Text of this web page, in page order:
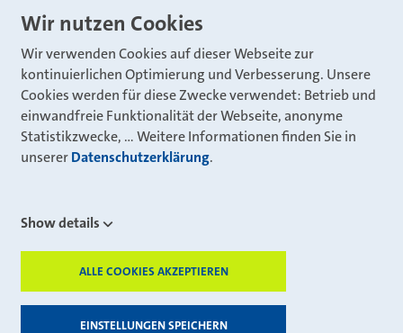
Mubea News Portal
focused
open minded
Powertrain
Innovations
Aviation
Industry
Mubea Aftermarket
Mubea Precision Steel Tubes
Joining Mubea
Three reasons for Mubea
About Mubea
Global job board
Mubea Portals
Mubea Portals
Mubea Supplier Portal
weba Werkzeugbau
Mubea E-Mobility Center
© 2026 Muhr und Bender KG
Wir nutzen Cookies
Wir verwenden Cookies auf dieser Webseite zur
kontinuierlichen Optimierung und Verbesserung. Unsere
Cookies werden für diese Zwecke verwendet: Betrieb und
einwandfreie Funktionalität der Webseite, anonyme
Statistikzwecke, … Weitere Informationen finden Sie in
unsererDatenschutzerklärung.
Show details
ALLE COOKIES AKZEPTIEREN
EINSTELLUNGEN SPEICHERN